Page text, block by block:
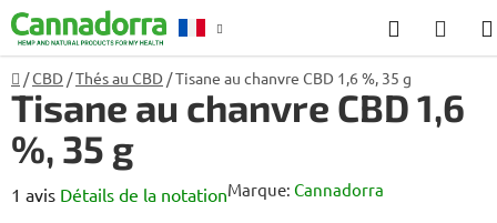
Aller
au
contenu
Conseil
Accueil
/CBD /Thés au CBD /Tisane au chanvre CBD 1,6 %, 35 g
Tisane au chanvre CBD 1,6
%, 35 g
L'évaluation
1 avis Détails de la notationMarque: Cannadorra